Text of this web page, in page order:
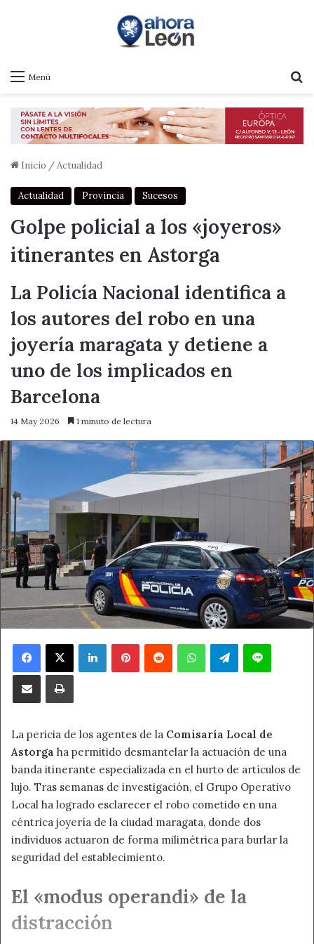
Menú
Inicio /Actualidad
Actualidad Provincia Sucesos
Golpe policial a los «joyeros»
itinerantes en Astorga
La Policía Nacional identifica a
los autores del robo en una
joyería maragata y detiene a
uno de los implicados en
Barcelona
14 May 2026 1 minuto de lectura
Facebook
X LinkedInPinterestReddit WhatsAppTelegramLine
Compartir por correo electrónicoImprimir
La pericia de los agentes de la Comisaría Local de
Astorga ha permitido desmantelar la actuación de una
banda itinerante especializada en el hurto de artículos de
lujo. Tras semanas de investigación, el Grupo Operativo
Local ha logrado esclarecer el robo cometido en una
céntrica joyería de la ciudad maragata, donde dos
individuos actuaron de forma milimétrica para burlar la
seguridad del establecimiento.
El «modus operandi» de la
distracción